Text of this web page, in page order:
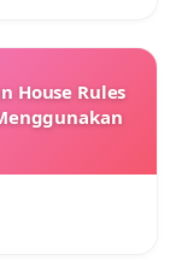
House Rules